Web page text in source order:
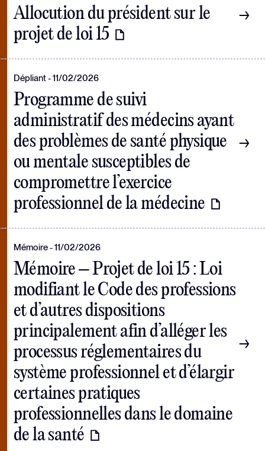
Allocution du président sur le
projet de loi 15
Dépliant 11/02/2026
Programme de suivi
administratif des médecins ayant
des problèmes de santé physique
ou mentale susceptibles de
compromettre l’exercice
professionnel de la médecine
Mémoire 11/02/2026
Mémoire – Projet de loi 15 : Loi
modifiant le Code des professions
et d’autres dispositions
principalement afin d’alléger les
processus réglementaires du
système professionnel et d’élargir
certaines pratiques
professionnelles dans le domaine
de la santé